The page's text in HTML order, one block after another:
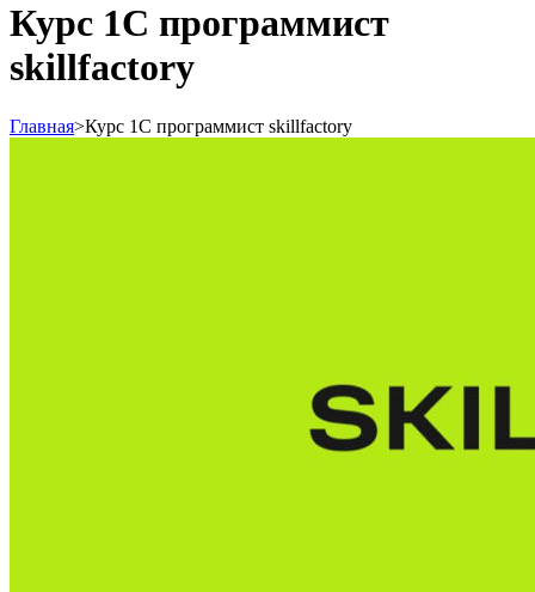
Курс 1С программист
skillfactory
Главная>Курс 1С программист skillfactory